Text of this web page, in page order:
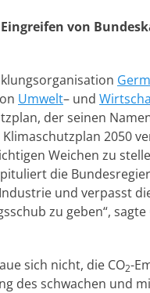
von
Umwelt– und
der seinen
2050
Weichen zu
die
und verpasst
zu geben“, sagte
sich nicht, die CO2-
des schwachen und